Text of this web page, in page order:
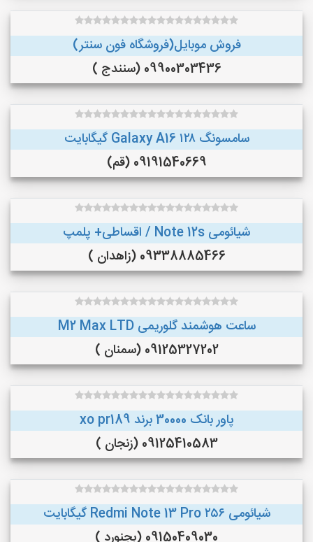
فروش موبایل(فروشگاه فون سنتر)
09900303436 (سنندج )
سامسونگ Galaxy A16 ۱۲۸ گیگابایت
09191540669 (قم)
شیائومی Note 12s / اقساطی+ پلمپ
09338885466 (زاهدان )
ساعت هوشمند گلوریمی M2 Max LTD
09125327202 (سمنان )
پاور بانک 30000 برند xo pr189
09125410583 (زنجان )
شیائومی Redmi Note 13 Pro ۲۵۶ گیگابایت
09150409030 (بجنورد )